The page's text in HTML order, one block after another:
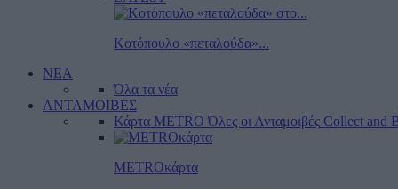
Κοτόπουλο «πεταλούδα»...
ΝΕΑ
Όλα τα νέα
ΑΝΤΑΜΟΙΒΕΣ
Κάρτα METRO Όλες οι Ανταμοιβές Collect and
METROκάρτα